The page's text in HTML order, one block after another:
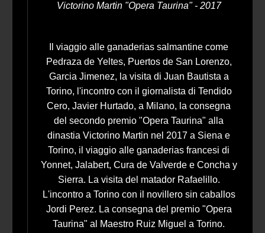
Victorino Martin "Opera Taurina" - 2017
Il viaggio alle ganaderias salmantine come
Pedraza de Yeltes, Puertos de San Lorenzo,
Garcia Jimenez, la visita di Juan Bautista a
Torino, l'incontro con il giornalista di Tendido
Cero, Javier Hurtado, a Milano, la consegna
del secondo premio "Opera Taurina" alla
dinastia Victorino Martin nel 2017 a Siena e
Torino, il viaggio alle ganaderias francesi di
Yonnet, Jalabert, Cura de Valverde e Concha y
Sierra. La visita del matador Rafaelillo.
L'incontro a Torino con il novillero sin caballos
Jordi Perez. La consegna del premio "Opera
Taurina" al Maestro Ruiz Miguel a Torino.